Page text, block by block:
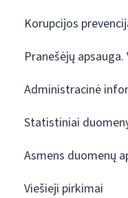
Korupcijos
Pranešėjų
Administracinė
Statistiniai
Asmens duomenų
Viešieji pirkimai